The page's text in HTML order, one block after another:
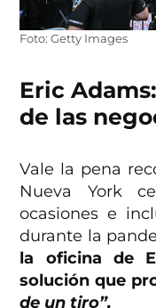
Foto: Getty Images
Eric
de las
Vale la pena
Nueva York
ocasiones e
durante la
la oficina de
solución que
de un tiro”.